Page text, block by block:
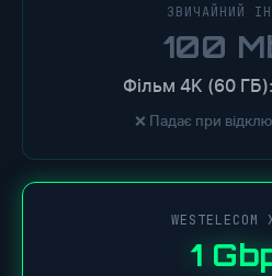
ЗВИЧАЙНИЙ
100
Фільм 4K (60 ГБ):
❌ Падає при
WESTELECOM
1